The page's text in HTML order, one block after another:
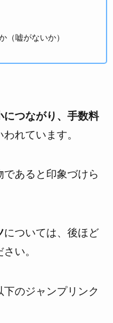
（嘘がないか）
につながり、手数料
われています。
あると印象づけら
については、後ほど
い。
のジャンプリンク